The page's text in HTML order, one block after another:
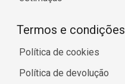
Termos e condições
Política de cookies
Política de devolução